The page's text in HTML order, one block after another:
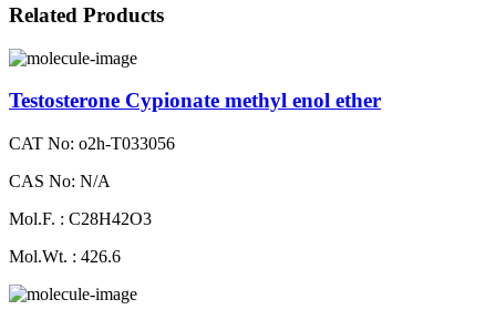
Related Products
Testosterone Cypionate methyl enol ether
CAT No: o2h-T033056
CAS No: N/A
Mol.F. : C28H42O3
Mol.Wt. : 426.6